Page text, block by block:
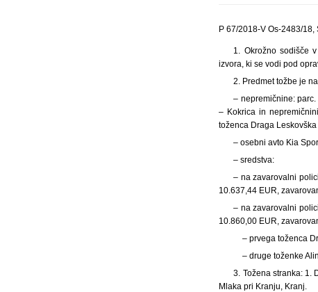
P 67/2018-V Os-2483/18,
1. Okrožno sodišče
izvora, ki se vodi pod
2. Predmet tožbe je
– nepremičnine:
– Kokrica in
toženca Draga Leskovška
– osebni avto Kia
– sredstva:
– na zavarovalni
10.637,44 EUR,
– na zavarovalni
10.860,00 EUR,
– prvega toženca
– druge toženke
3. Tožena stranka: 1.
Mlaka pri Kranju, Kranj.